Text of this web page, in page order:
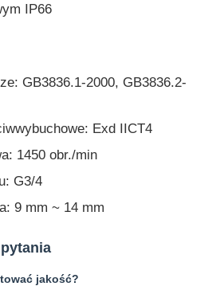
IP66
GB3836.1-2000, GB3836.2-
Exd IICT4
1450 obr./min
G3/4
9 mm ~ 14 mm
jakość?